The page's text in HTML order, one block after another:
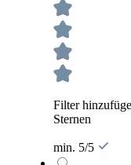
Filter
Sternen
min. 5/5